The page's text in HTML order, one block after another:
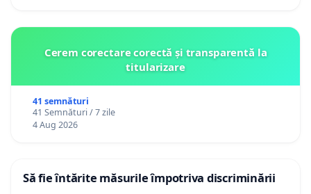
Cerem corectare corectă și transparentă la
titularizare
41 semnături
41 Semnături / 7 zile
4 Aug 2026
Să fie întărite măsurile împotriva discriminării